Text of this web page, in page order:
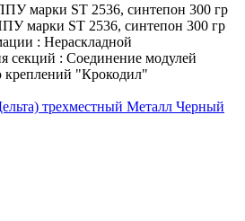
марки ST 2536, синтепон 300 гр
марки ST 2536, синтепон 300 гр
: Нераскладной
секций : Соединение модулей
"Крокодил"
трехместный Металл Черный